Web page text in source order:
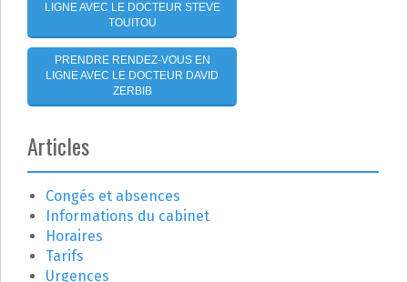
a
t
i
c
l
e
LIGNE AVEC LE DOCTEUR STEVE
TOUITOU
PRENDRE RENDEZ-VOUS EN
LIGNE AVEC LE DOCTEUR DAVID
ZERBIB
Articles
Congés et absences
Informations du cabinet
Horaires
Tarifs
Urgences